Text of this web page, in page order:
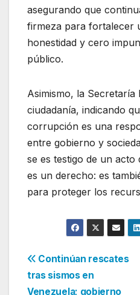
asegurando que
firmeza para fortalecer
honestidad y cero
público.
Asimismo, la
ciudadanía, indicando
corrupción es una
entre gobierno y
se es testigo de un
es un derecho: es
para proteger los
Navegación
de
Continúan rescates
tras sismos en
Venezuela; gobierno